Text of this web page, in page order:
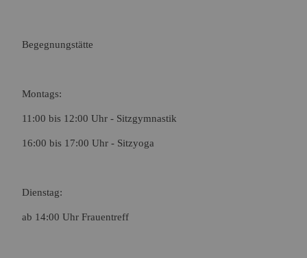
Begegnungstätte
Montags:
11:00 bis 12:00 Uhr - Sitzgymnastik
16:00 bis 17:00 Uhr - Sitzyoga
Dienstag:
ab 14:00 Uhr Frauentreff